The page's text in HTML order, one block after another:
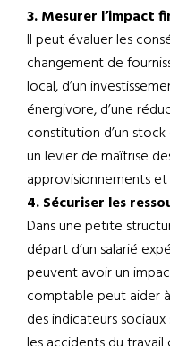
3. Mesurer l’impact
Il peut évaluer les
changement de
local, d’un
énergivore, d’une
constitution d’un stock
un levier de maîtrise
approvisionnements
4. Sécuriser les
Dans une petite
départ d’un salarié
peuvent avoir un
comptable peut aider
des indicateurs